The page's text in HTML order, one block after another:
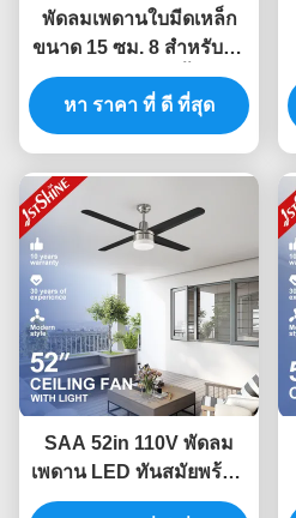
พัดลมเพดานใบมีดเหล็ก
ขนาด 15 ซม. 8 สำหรับสตู
ดิโอโยคะสระว่ายน้ำ Pool
หา ราคา ที่ ดี ที่สุด
SAA 52in 110V พัดลม
เพดาน LED ทันสมัยพร้อม
ใบมีดโลหะ